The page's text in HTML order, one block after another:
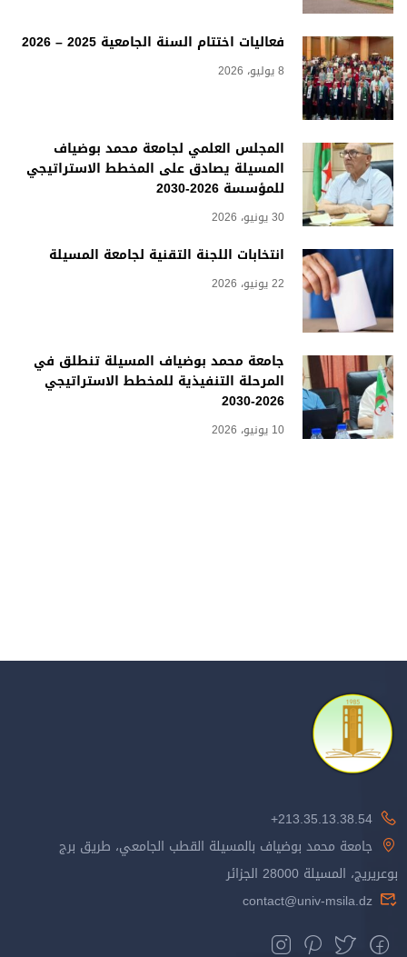
فعاليات اختتام السنة الجامعية 2025 – 2026
8 يوليو، 2026
المجلس العلمي لجامعة محمد بوضياف
المسيلة يصادق على المخطط الاستراتيجي
للمؤسسة 2026-2030
30 يونيو، 2026
انتخابات اللجنة التقنية لجامعة المسيلة
22 يونيو، 2026
جامعة محمد بوضياف المسيلة تنطلق في
المرحلة التنفيذية للمخطط الاستراتيجي
2026-2030
10 يونيو، 2026
213.35.13.38.54+
جامعة محمد بوضياف بالمسيلة القطب الجامعي، طريق برج
بوعريريج، المسيلة 28000 الجزائر
contact@univ-msila.dz